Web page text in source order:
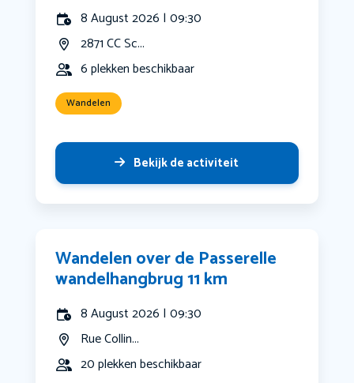
8 August 2026 | 09:30
2871 CC Sc...
6 plekken beschikbaar
Wandelen
Bekijk de activiteit
Wandelen over de Passerelle
wandelhangbrug 11 km
8 August 2026 | 09:30
Rue Collin...
20 plekken beschikbaar